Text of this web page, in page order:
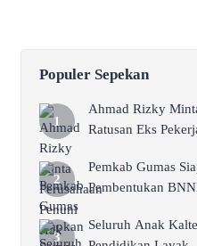
Populer Sepekan
Ahmad Rizky
Ratusan Eks
Pemkab Gumas
Pembentukan
Seluruh Anak